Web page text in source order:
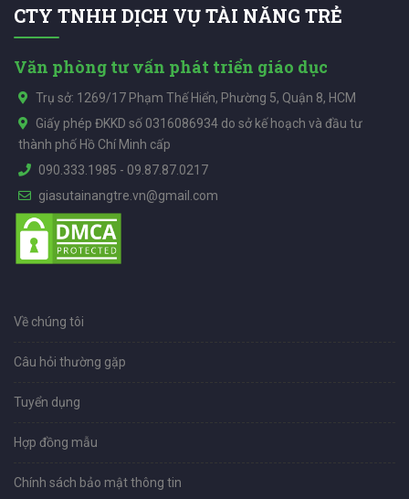
CTY TNHH DỊCH VỤ TÀI NĂNG TRẺ
Văn phòng tư vấn phát triển giáo dục
Trụ sở: 1269/17 Phạm Thế Hiển, Phường 5, Quận 8, HCM
Giấy phép ĐKKD số 0316086934 do sở kế hoạch và đầu tư
thành phố Hồ Chí Minh cấp
090.333.1985 - 09.87.87.0217
giasutainangtre.vn@gmail.com
Về chúng tôi
Câu hỏi thường gặp
Tuyển dụng
Hợp đồng mẫu
Chính sách bảo mật thông tin